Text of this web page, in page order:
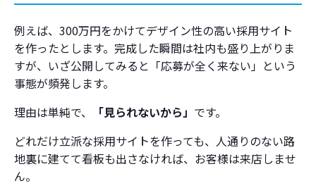
例えば、300万円をかけてデザイン性の高い採用サイト
を作ったとします。完成した瞬間は社内も盛り上がりま
すが、いざ公開してみると「応募が全く来ない」という
事態が頻発します。
理由は単純で、
「見られないから」 です。
どれだけ立派な採用サイトを作っても、人通りのない路
地裏に建てて看板も出さなければ、お客様は来店しませ
ん。